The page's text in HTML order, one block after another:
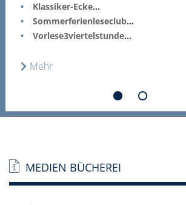
Klassiker-Ecke...
Sommerferienleseclub...
Vorlese3viertelstunde...
Mehr
MEDIEN BÜCHEREI